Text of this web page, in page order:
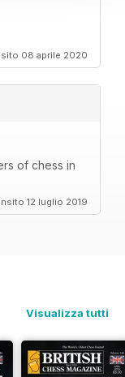
08 aprile 2020
of chess in
12 luglio 2019
Visualizza tutti